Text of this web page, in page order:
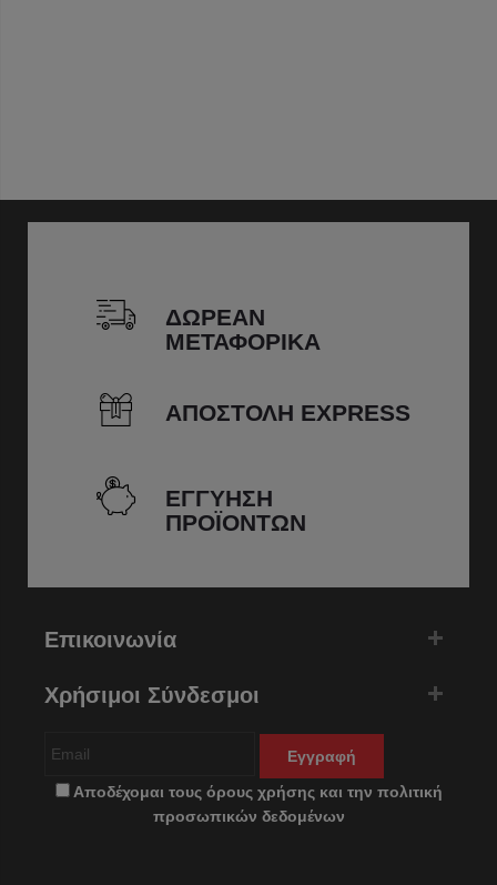
ΔΩΡΕΑΝ
ΜΕΤΑΦΟΡΙΚΑ
ΑΠΟΣΤΟΛΗ EXPRESS
ΕΓΓΥΗΣΗ
ΠΡΟΪΟΝΤΩΝ
Επικοινωνία
Χρήσιμοι Σύνδεσμοι
Εγγραφή
Αποδέχομαι τους όρους χρήσης και την πολιτική
προσωπικών δεδομένων